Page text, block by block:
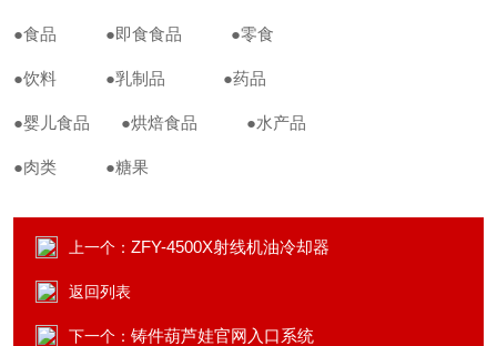
●食品 ●即食食品 ●零食
●饮料 ●乳制品 ●药品
●婴儿食品 ●烘焙食品 ●水产品
●肉类 ●糖果
上一个： ZFY-4500X射线机油冷却器
返回列表
下一个： 铸件葫芦娃官网入口系统